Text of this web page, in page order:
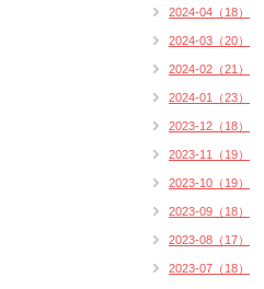
2024-04（18）
2024-03（20）
2024-02（21）
2024-01（23）
2023-12（18）
2023-11（19）
2023-10（19）
2023-09（18）
2023-08（17）
2023-07（18）